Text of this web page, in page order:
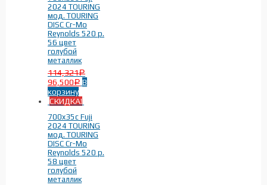
2024 TOURING
мод. TOURING
DISC Cr-Mo
Reynolds 520 р.
56 цвет
голубой
металлик
114,321Р
96,500 Р В
корзину
СКИДКА!
700x35c Fuji
2024 TOURING
мод. TOURING
DISC Cr-Mo
Reynolds 520 р.
58 цвет
голубой
металлик